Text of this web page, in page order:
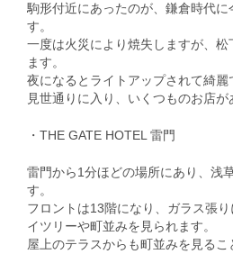
駒形付近にあったのが、鎌倉時代に
す。
一度は火災により焼失しますが、
ます。
夜になるとライトアップされて綺
見世通りに入り、いくつものお店が
・THE GATE HOTEL 雷門
雷門から1分ほどの場所にあり、浅
す。
フロントは13階になり、ガラス張
イツリーや町並みを見られます。
屋上のテラスからも町並みを見る